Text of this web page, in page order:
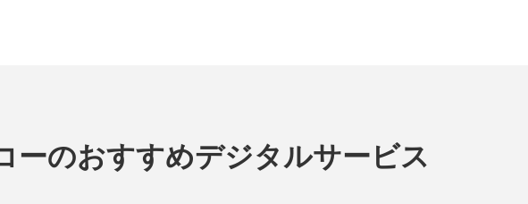
ーのおすすめデジタルサービス